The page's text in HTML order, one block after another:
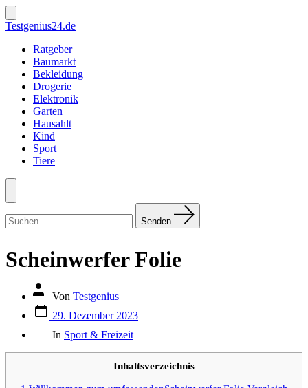
Zum
Inhalt
springen
Suche
ein-/ausblenden
Testgenius24.de
Ratgeber
Baumarkt
Bekleidung
Drogerie
Elektronik
Garten
Hausahlt
Kind
Sport
Tiere
Menü
nach:
Senden
Scheinwerfer Folie
Autor
Beitrags
Von Testgenius
Datum
des
Beitrags
29. Dezember 2023
In Sport & Freizeit
Inhaltsverzeichnis